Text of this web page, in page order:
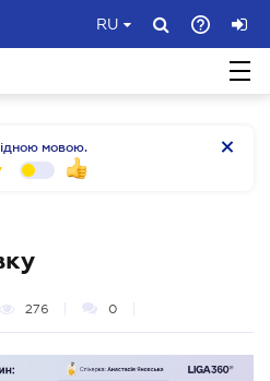
RU
мовою.
276 0